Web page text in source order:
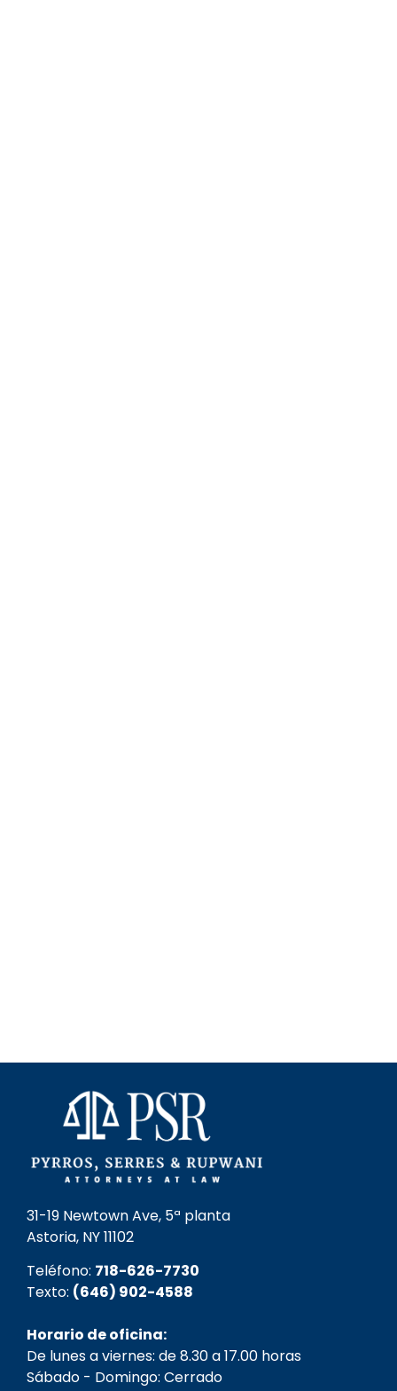
31-19 Newtown Ave, 5ª planta
Astoria, NY 11102
Teléfono: 718-626-7730
Texto: (646) 902-4588
Horario de oficina:
De lunes a viernes: de 8.30 a 17.00 horas
Sábado - Domingo: Cerrado